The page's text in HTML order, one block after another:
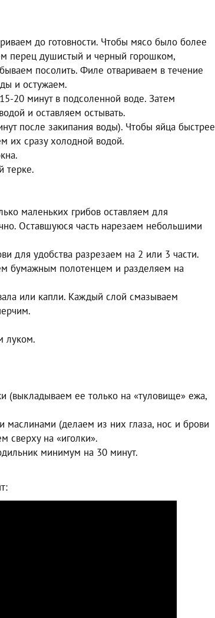
до готовности. Чтобы мясо было более
перец душистый и черный горошком,
посолить. Филе отвариваем в течение
и остужаем.
20 минут в подсоленной воде. Затем
и оставляем остывать.
после закипания воды). Чтобы яйца быстрее
их сразу холодной водой.
терке.
маленьких грибов оставляем для
Оставшуюся часть нарезаем небольшими
для удобства разрезаем на 2 или 3 части.
бумажным полотенцем и разделяем на
или капли. Каждый слой смазываем
луком.
(выкладываем ее только на «туловище» ежа,
(делаем из них глаза, нос и брови
сверху на «иголки».
минимум на 30 минут.